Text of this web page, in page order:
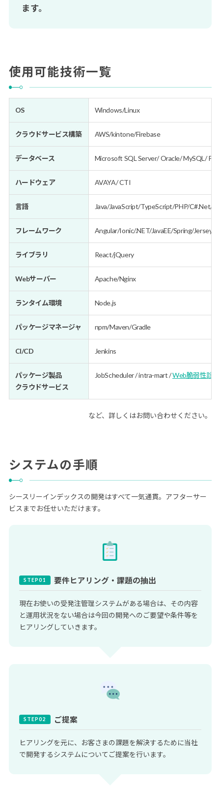
ます。
使用可能技術一覧
OS Windows/Linux
クラウドサービス構築 AWS/kintone/Firebase
データベース Microsoft SQL Server/ Oracle/ MySQL/
ハードウェア AVAYA/ CTI
言語 Java/JavaScript/TypeScript/PHP/C#.Net/
フレームワーク Angular/Ionic/.NET/JavaEE/Spring/Jersey/
ライブラリ React/jQuery
Webサーバー Apache/Nginx
ランタイム環境 Node.js
パッケージマネージャ npm/Maven/Gradle
CI/CD Jenkins
パッケージ製品
クラウドサービス
JobScheduler / intra-mart /Web脆弱性診
など、詳しくはお問い合わせください。
システムの手順
シースリーインデックスの開発はすべて一気通貫。アフターサー
ビスまでお任せいただけます。
要件ヒアリング・課題の抽出
現在お使いの受発注管理システムがある場合は、その内容
と運用状況をない場合は今回の開発へのご要望や条件等を
ヒアリングしていきます。
ご提案
ヒアリングを元に、お客さまの課題を解決するために当社
で開発するシステムについてご提案を行います。